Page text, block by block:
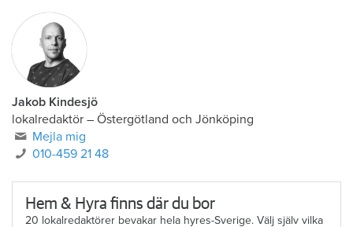
Jakob Kindesjö
lokalredaktör – Östergötland och Jönköping
Mejla mig
010-459 21 48
Hem & Hyra finns där du bor
20 lokalredaktörer bevakar hela hyres-Sverige. Välj själv vilka